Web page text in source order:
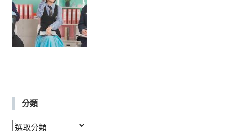
分類
分